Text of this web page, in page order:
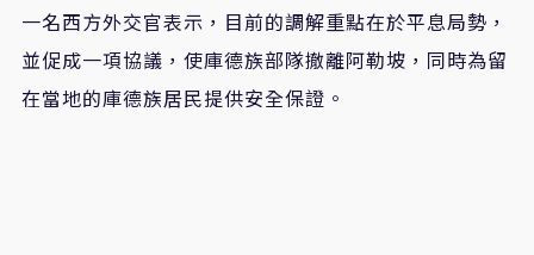
一名西方外交官表示，目前的調解重點在於平息局勢，
並促成一項協議，使庫德族部隊撤離阿勒坡，同時為留
在當地的庫德族居民提供安全保證。